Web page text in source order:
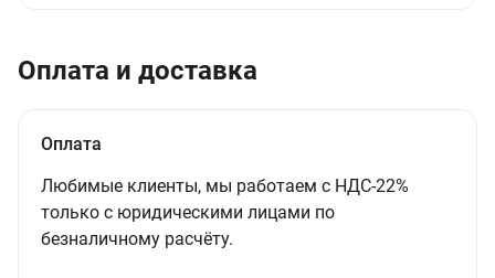
Оплата и доставка
Оплата
Любимые клиенты, мы работаем с НДС-22%
только с юридическими лицами по
безналичному расчёту.